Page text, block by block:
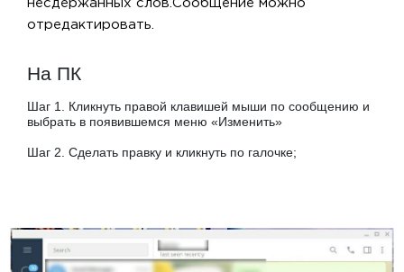
несдержанных слов.Сообщение можно
отредактировать.
На ПК
Шаг 1. Кликнуть правой клавишей мыши по сообщению и
выбрать в появившемся меню «Изменить»
Шаг 2. Сделать правку и кликнуть по галочке;